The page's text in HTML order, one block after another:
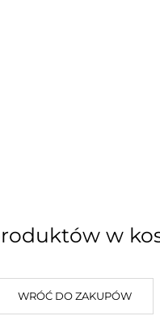
w
WRÓĆ DO ZAKUPÓW
55,00
Najniższa